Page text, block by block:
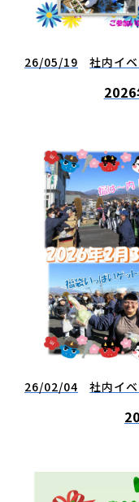
26/05/19 社内イ
26/02/04 社内イ